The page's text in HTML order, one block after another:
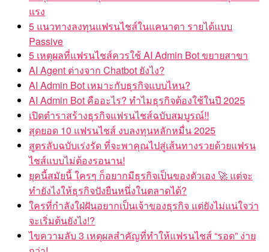
แรง
5 แนวทางลงทุนแฟรนไชส์ในแคนาดา รายได้แบบ
Passive
5 เหตุผลที่แฟรนไชส์ควรใช้ AI Admin Bot ขยายสาขา
AI Agent ต่างจาก Chatbot ยังไง?
AI Admin Bot เหมาะกับธุรกิจแบบไหน?
AI Admin Bot คืออะไร? ทำไมธุรกิจต้องใช้ในปี 2025
เปิดตำราสร้างธุรกิจแฟรนไชส์ฉบับสมบูรณ์!!
สุดยอด 10 แฟรนไชส์ งบลงทุนหลักหมื่น 2025
สูตรลับฉบับเร่งรัด ที่จะพาคุณไปสู่เส้นทางรวยด้วยแฟรน
ไชส์แบบไม่ต้องรอนาน!
ยุคนี้สมัยนี้ ใครๆ ก็อยากมีธุรกิจเป็นของตัวเอง 🚀 แต่จะ
ทำยังไงให้ธุรกิจปังยืนหนึ่งในตลาดได้?
ใครที่กำลังใฝ่ฝันอยากเป็นเจ้าของธุรกิจ แต่ยังไม่แน่ใจว่า
จะเริ่มต้นยังไง!?
ไขความลับ 3 เหตุผลสำคัญที่ทำให้แฟรนไชส์ “รอด” ง่าย